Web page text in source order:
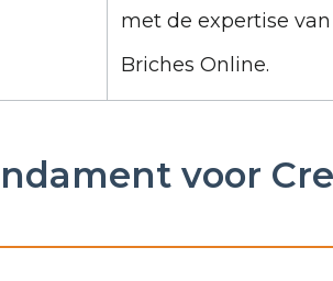
met de expertise
Briches Online.
voor